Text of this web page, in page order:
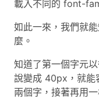
載入不同的 font-
如此一來，我們就
麼。
知道了第一個字元
說變成 40px，就能
兩個字，接著再用